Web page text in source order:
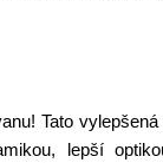
Tato
lepší